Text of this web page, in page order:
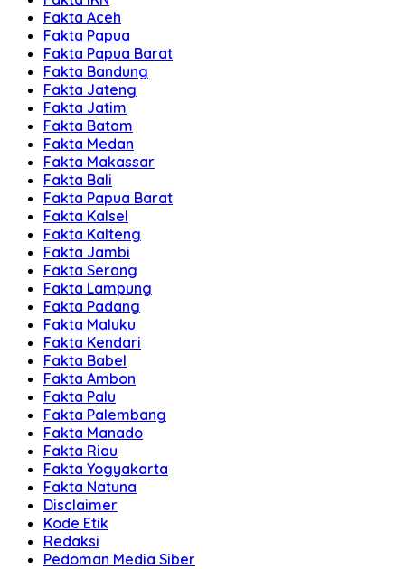
Fakta Aceh
Fakta Papua
Fakta Papua Barat
Fakta Bandung
Fakta Jateng
Fakta Jatim
Fakta Batam
Fakta Medan
Fakta Makassar
Fakta Bali
Fakta Papua Barat
Fakta Kalsel
Fakta Kalteng
Fakta Jambi
Fakta Serang
Fakta Lampung
Fakta Padang
Fakta Maluku
Fakta Kendari
Fakta Babel
Fakta Ambon
Fakta Palu
Fakta Palembang
Fakta Manado
Fakta Riau
Fakta Yogyakarta
Fakta Natuna
Disclaimer
Kode Etik
Redaksi
Pedoman Media Siber